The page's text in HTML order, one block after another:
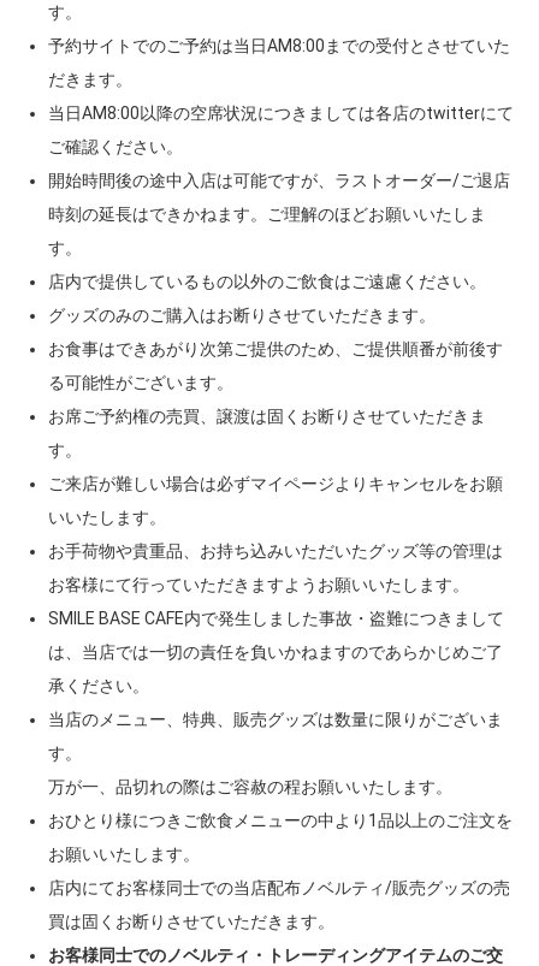
す。
予約サイトでのご予約は当日AM8:00までの受付とさせていた
だきます。
当日AM8:00以降の空席状況につきましては各店のtwitterにて
ご確認ください。
開始時間後の途中入店は可能ですが、ラストオーダー/ご退店
時刻の延長はできかねます。ご理解のほどお願いいたしま
す。
店内で提供しているもの以外のご飲食はご遠慮ください。
グッズのみのご購入はお断りさせていただきます。
お食事はできあがり次第ご提供のため、ご提供順番が前後す
る可能性がございます。
お席ご予約権の売買、譲渡は固くお断りさせていただきま
す。
ご来店が難しい場合は必ずマイページよりキャンセルをお願
いいたします。
お手荷物や貴重品、お持ち込みいただいたグッズ等の管理は
お客様にて行っていただきますようお願いいたします。
SMILE BASE CAFE内で発生しました事故・盗難につきまして
は、当店では一切の責任を負いかねますのであらかじめご了
承ください。
当店のメニュー、特典、販売グッズは数量に限りがございま
す。
万が一、品切れの際はご容赦の程お願いいたします。
おひとり様につきご飲食メニューの中より1品以上のご注文を
お願いいたします。
店内にてお客様同士での当店配布ノベルティ/販売グッズの売
買は固くお断りさせていただきます。
お客様同士でのノベルティ・トレーディングアイテムのご交